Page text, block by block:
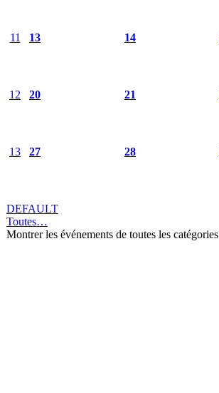
11 13 14
12 20 21
13 27 28
DEFAULT
Toutes…
Montrer les événements de toutes les catégories